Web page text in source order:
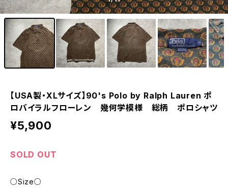
【USA製・XLサイズ】90's Polo by Ralph Lauren ポ
ロバイラルフローレン 幾何学模様 総柄 ポロシャツ
¥5,900
SOLD OUT
○Size○